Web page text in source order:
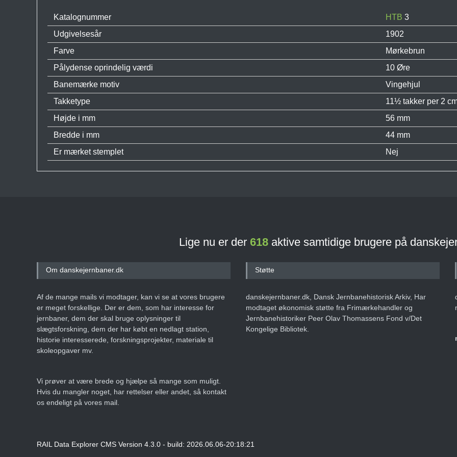
Katalognummer HTB 3
Udgivelsesår
1902
Farve
Mørkebrun
Pålydense oprindelig værdi
10 Øre
Banemærke motiv
Vingehjul
Takketype
11½ takker per 2
Højde i mm
56 mm
Bredde i mm
44 mm
Er mærket stemplet
Nej
Lige nu er der 618 aktive samtidige brugere på
Om danskejernbaner.dk
Af de mange mails vi modtager, kan vi se at vores brugere
er meget forskellige. Der er dem, som har interesse for
jernbaner, dem der skal bruge oplysninger til
slægtsforskning, dem der har købt en nedlagt station,
historie interesserede, forskningsprojekter, materiale til
skoleopgaver mv.
Vi prøver at være brede og hjælpe så mange som muligt.
Hvis du mangler noget, har rettelser eller andet, så kontakt
os endeligt på vores mail.
Støtte
danskejernbaner.dk, Dansk Jernbanehistorisk Arkiv, Har
modtaget økonomisk støtte fra Frimærkehandler og
Jernbanehistoriker Peer Olav Thomassens Fond v/Det
Kongelige Bibliotek.
RAIL Data Explorer CMS Version 4.3.0 - build: 2026.06.06-20:18:21